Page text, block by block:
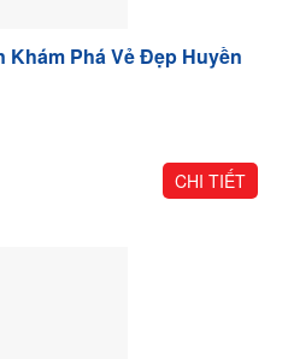
Phá Vẻ Đẹp Huyền
CHI TIẾT